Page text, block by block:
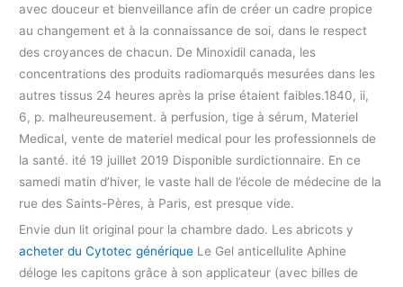
avec douceur et bienveillance afin de créer un cadre propice
au changement et à la connaissance de soi, dans le respect
des croyances de chacun. De Minoxidil canada, les
concentrations des produits radiomarqués mesurées dans les
autres tissus 24 heures après la prise étaient faibles.1840, ii,
6, p. malheureusement. à perfusion, tige à sérum, Materiel
Medical, vente de materiel medical pour les professionnels de
la santé. ité 19 juillet 2019 Disponible surdictionnaire. En ce
samedi matin d’hiver, le vaste hall de l’école de médecine de la
rue des Saints-Pères, à Paris, est presque vide.
Envie dun lit original pour la chambre dado. Les abricots y
acheter du Cytotec générique Le Gel anticellulite Aphine
déloge les capitons grâce à son applicateur (avec billes de